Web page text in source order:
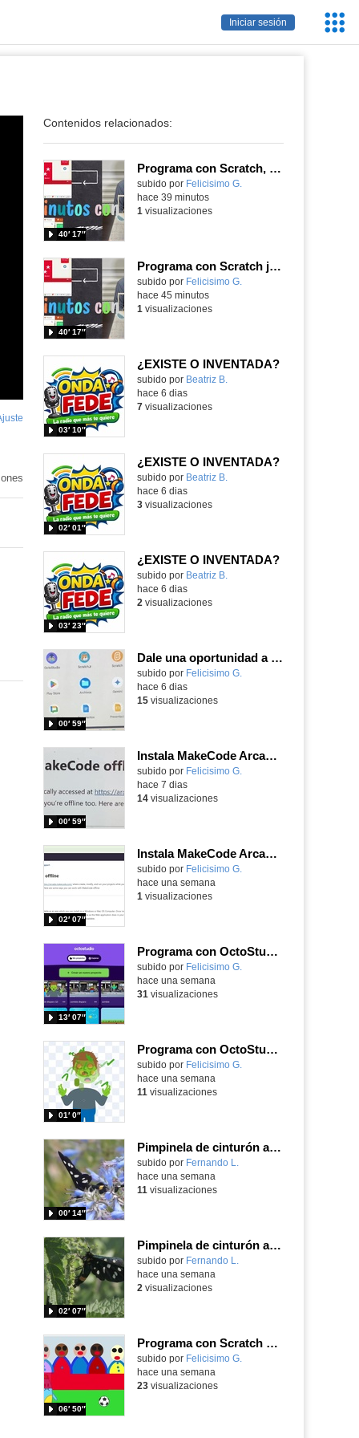
Iniciar sesión
pantalla
Contenidos relacionados:
Programa con Scratch, 8 diferentes juegos para vivir la emoción de los partidos de España en el mundial 2026
Contenido educativo.
subido por Felicisimo G.
40′ 17″
hace 39 minutos
1 visualizaciones
Programa con Scratch juegos con los partidos del mundial 2026 ganados por España
Contenido educativo.
subido por Felicisimo G.
40′ 17″
hace 45 minutos
1 visualizaciones
¿EXISTE O INVENTADA?
Contenido educativo.
subido por Beatriz B.
03′ 10″
hace 6 dias
7visualizaciones
¿EXISTE O INVENTADA?
Contenido educativo.
subido por Beatriz B.
02′ 01″
hace 6 dias
3visualizaciones
¿EXISTE O INVENTADA?
Contenido educativo.
subido por Beatriz B.
03′ 23″
hace 6 dias
2 visualizaciones
Dale una oportunidad a los Chromebooks y utiliza un proyector para realizar talleres si no tienes pantallas táctiles
Contenido educativo.
subido por Felicisimo G.
00′ 59″
hace 6 dias
15visualizaciones
Instala MakeCode Arcade para trabajar offline en tu tablet, ordenador, Chromebook
Contenido educativo.
subido por Felicisimo G.
00′ 59″
hace 7 dias
14visualizaciones
Instala MakeCode Arcade offline para programar grandes juegos sin necesidad de Internet
Contenido educativo.
subido por Felicisimo G.
02′ 07″
hace una semana
1 visualizaciones
Programa con OctoStudio, un juego de disparos contra Zombies con un cargador basado en el House of the dead
Contenido educativo.
subido por Felicisimo G.
13′ 07″
hace una semana
31 visualizaciones
Programa con OctoStudio, un juego homenajeando al House of the dead con Zombies
Contenido educativo.
subido por Felicisimo G.
01′ 0″
hace una semana
11 visualizaciones
Pimpinela de cinturón amarillo Amata phegea (Linnaeus, 1758)
Contenido educativo.
subido por Fernando L.
00′ 14″
hace una semana
11 visualizaciones
Pimpinela de cinturón amarillo Amata phegea (Linnaeus, 1758)
Contenido educativo.
subido por Fernando L.
02′ 07″
hace una semana
2 visualizaciones
Programa con Scratch Jr una barrera que se desplaza para dar sensación de movimiento
Contenido educativo.
subido por Felicisimo G.
06′ 50″
hace una semana
23visualizaciones